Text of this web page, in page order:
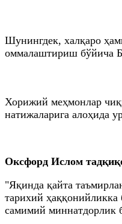
Шунингдек, халқаро
оммалаштириш бўйича
Хорижий меҳмонлар
натижаларига алоҳида
Оксфорд Ислом
"Яқинда қайта
тарихий
самимий миннатдорлик